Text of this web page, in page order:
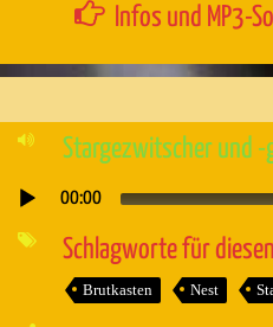
Infos und MP3-
Stargezwitscher und
Audio-
00:00
Schlagworte für
Brutkasten Nest